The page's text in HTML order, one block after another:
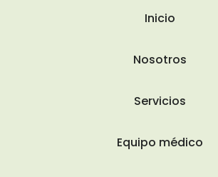
Inicio
Nosotros
Servicios
Equipo médico